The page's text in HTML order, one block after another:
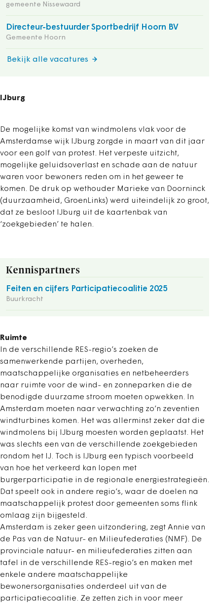
gemeente Nissewaard
Directeur-bestuurder Sportbedrijf Hoorn BV
Gemeente Hoorn
Bekijk alle vacatures
IJburg
De mogelijke komst van windmolens vlak voor de
Amsterdamse wijk IJburg zorgde in maart van dit jaar
voor een golf van protest. Het verpeste uitzicht,
mogelijke geluidsoverlast en schade aan de natuur
waren voor bewoners reden om in het geweer te
komen. De druk op wethouder Marieke van Doorninck
(duurzaamheid, GroenLinks) werd uiteindelijk zo groot,
dat ze besloot IJburg uit de kaartenbak van
‘zoekgebieden’ te halen.
Kennispartners
Feiten en cijfers Participatiecoalitie 2025
Buurkracht
Ruimte
In de verschillende RES-regio’s zoeken de
samenwerkende partijen, overheden,
maatschappelijke organisaties en netbeheerders
naar ruimte voor de wind- en zonneparken die de
benodigde duurzame stroom moeten opwekken. In
Amsterdam moeten naar verwachting zo’n zeventien
windturbines komen. Het was allerminst zeker dat die
windmolens bij IJburg moesten worden geplaatst. Het
was slechts een van de verschillende zoekgebieden
rondom het IJ. Toch is IJburg een typisch voorbeeld
van hoe het verkeerd kan lopen met
burgerparticipatie in de regionale energiestrategieën.
Dat speelt ook in andere regio’s, waar de doelen na
maatschappelijk protest door gemeenten soms flink
omlaag zijn bijgesteld.
Amsterdam is zeker geen uitzondering, zegt Annie van
de Pas van de Natuur- en Milieufederaties (NMF). De
provinciale natuur- en milieufederaties zitten aan
tafel in de verschillende RES-regio’s en maken met
enkele andere maatschappelijke
bewonersorganisaties onderdeel uit van de
participatiecoalitie. Ze zetten zich in voor meer